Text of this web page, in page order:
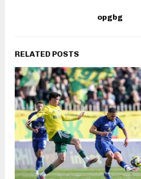
opgbg
RELATED POSTS